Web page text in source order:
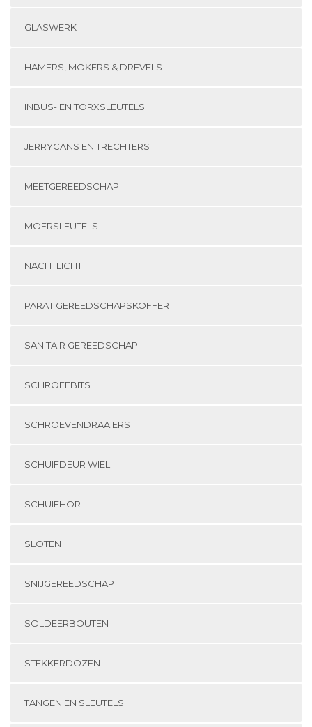
GLASWERK
HAMERS, MOKERS & DREVELS
INBUS- EN TORXSLEUTELS
JERRYCANS EN TRECHTERS
MEETGEREEDSCHAP
MOERSLEUTELS
NACHTLICHT
PARAT GEREEDSCHAPSKOFFER
SANITAIR GEREEDSCHAP
SCHROEFBITS
SCHROEVENDRAAIERS
SCHUIFDEUR WIEL
SCHUIFHOR
SLOTEN
SNIJGEREEDSCHAP
SOLDEERBOUTEN
STEKKERDOZEN
TANGEN EN SLEUTELS